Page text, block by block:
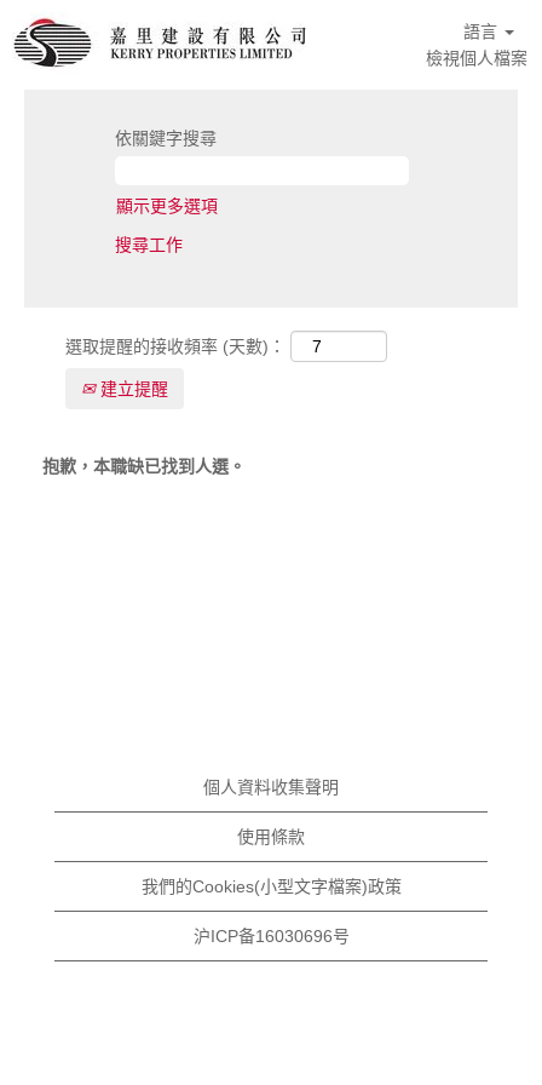
語言
檢視個人檔案
依關鍵字搜尋
顯示更多選項
選取提醒的接收頻率 (天數)：
建立提醒
抱歉，本職缺已找到人選。
個人資料收集聲明
使用條款
我們的Cookies(小型文字檔案)政策
沪ICP备16030696号